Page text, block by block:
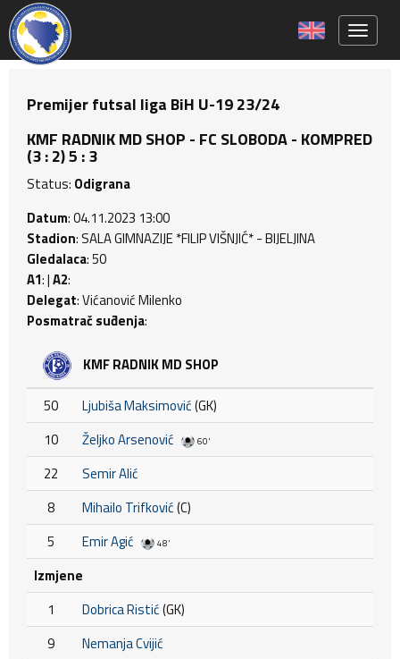
Premijer futsal liga BiH U-19 23/24
KMF RADNIK MD SHOP - FC SLOBODA - KOMPRED
(3 : 2) 5 : 3
Status: Odigrana
Datum: 04.11.2023 13:00
Stadion: SALA GIMNAZIJE *FILIP VIŠNJIĆ* - BIJELJINA
Gledalaca: 50
A1: |A2:
Delegat: Vićanović Milenko
Posmatrač suđenja:
KMF RADNIK MD SHOP
50 Ljubiša Maksimović(GK)
10
Željko Arsenović 60'
22
Semir Alić
8
Mihailo Trifković(C)
5
Emir Agić 48'
Izmjene
1
Dobrica Ristić(GK)
9
Nemanja Cvijić